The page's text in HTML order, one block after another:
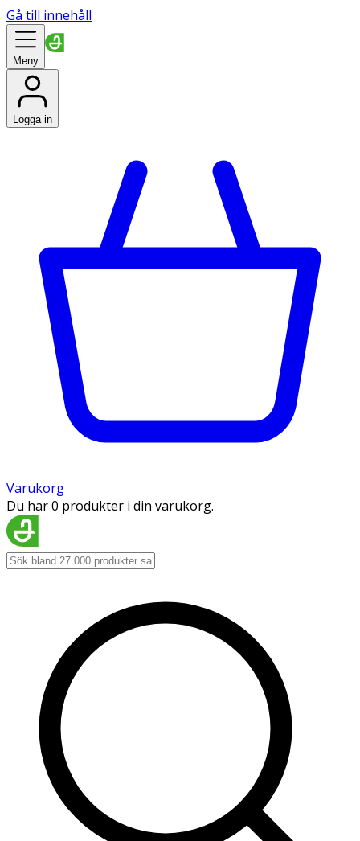
Gå till innehåll
Meny
Logga in
Varukorg
Du har 0 produkter i din varukorg.